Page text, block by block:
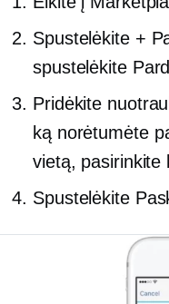
Spustelėkite +
spustelėkite
Pridėkite
ką norėtumėte
vietą, pasirinkite
Spustelėkite